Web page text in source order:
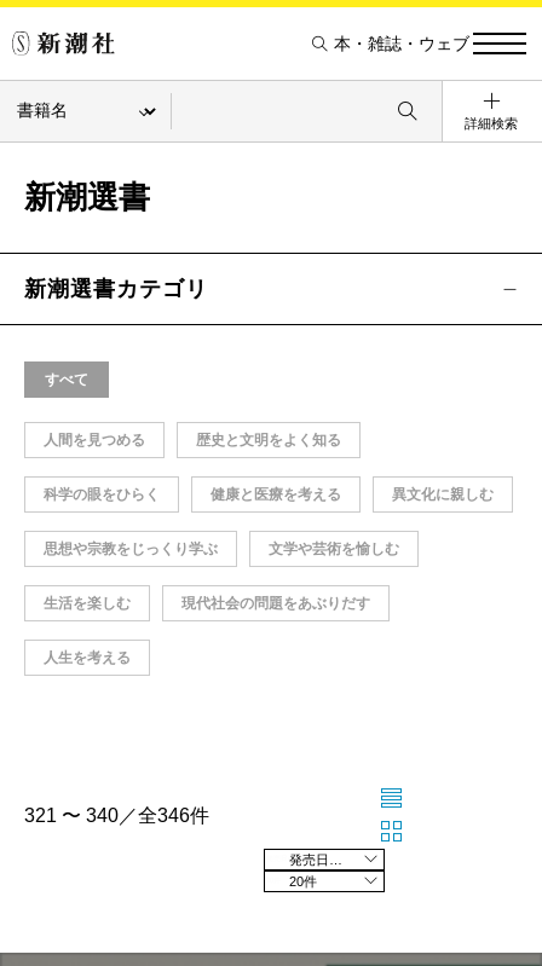
本・雑誌・ウェブ
詳細検索
新潮選書
新潮選書カテゴリ
すべて
人間を見つめる 歴史と文明をよく知る
科学の眼をひらく 健康と医療を考える 異文化に親しむ
思想や宗教をじっくり学ぶ 文学や芸術を愉しむ
生活を楽しむ 現代社会の問題をあぶりだす
人生を考える
321 〜 340／全346件
20件